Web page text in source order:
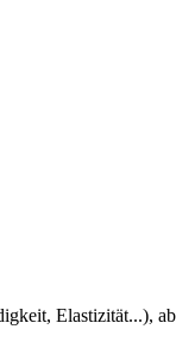
Elastizität...),